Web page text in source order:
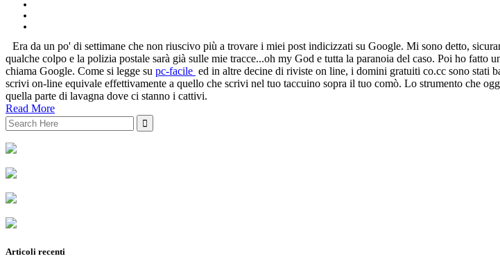
Era da un po' di settimane che non riuscivo più a trovare i miei post indicizzati su Google. Mi sono detto,
qualche colpo e la polizia postale sarà già sulle mie tracce...oh my God e tutta la paranoia del caso. Poi ho
chiama Google. Come si legge su pc-facile ed in altre decine di riviste on line, i domini gratuiti co.cc sono stati
scrivi on-line equivale effettivamente a quello che scrivi nel tuo taccuino sopra il tuo comò. Lo strumento che
quella parte di lavagna dove ci stanno i cattivi.
Read More
Search
for:
Articoli recenti